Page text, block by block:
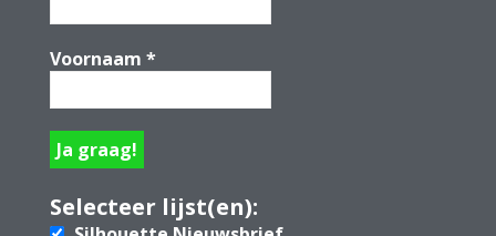
Voornaam *
Selecteer lijst(en):